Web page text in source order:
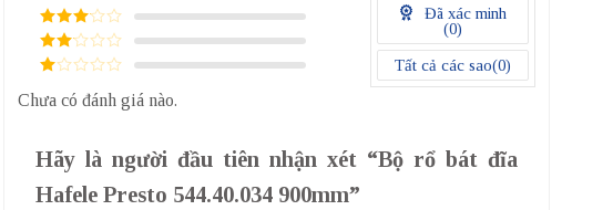
4/ 5
điểm
3/ 5
điểm
2/
điểm
/
Đã xác minh
(0)
Tất cả các sao(0)
Chưa có đánh giá nào.
Hãy là người đầu tiên nhận xét “Bộ rổ bát đĩa
Hafele Presto 544.40.034 900mm”